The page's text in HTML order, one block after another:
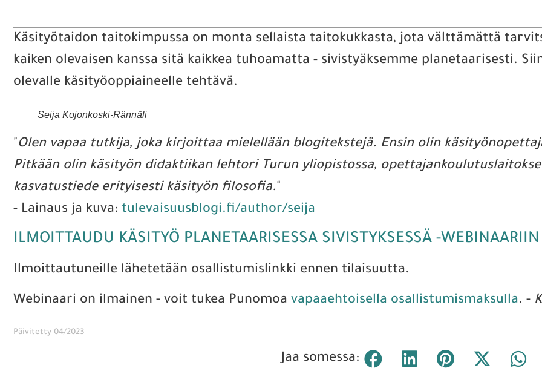
Käsityötaidon taitokimpussa on monta sellaista taitokukkasta, jota välttämättä
kaiken olevaisen kanssa sitä kaikkea tuhoamatta - sivistyäksemme planetaarisesti.
olevalle käsityöoppiaineelle tehtävä.
Seija Kojonkoski-Rännäli
"Olen vapaa tutkija, joka kirjoittaa mielellään blogitekstejä. Ensin olin
Pitkään olin käsityön didaktiikan lehtori Turun yliopistossa,
kasvatustiede erityisesti käsityön filosofia."
- Lainaus ja kuva: tulevaisuusblogi.fi/author/seija
ILMOITTAUDU KÄSITYÖ PLANETAARISESSA SIVISTYKSESSÄ -WEBINAARIIN
Ilmoittautuneille lähetetään osallistumislinkki ennen tilaisuutta.
Webinaari on ilmainen - voit tukea Punomoa vapaaehtoisella osallistumismaksulla. -
Päivitetty 04/2023
Jaa somessa: